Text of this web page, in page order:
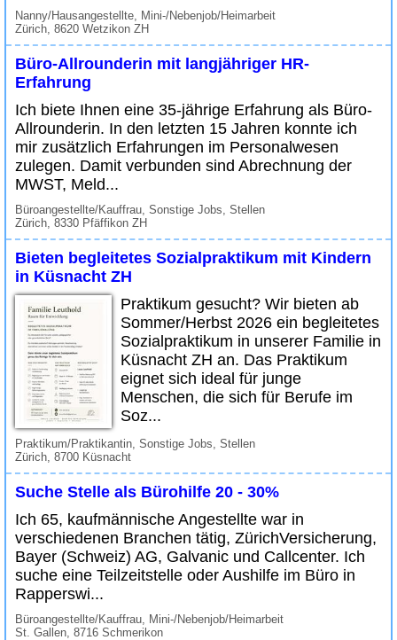
Nanny/Hausangestellte, Mini-/Nebenjob/Heimarbeit
Zürich, 8620 Wetzikon ZH
Büro-Allrounderin mit langjähriger HR-
Erfahrung
Ich biete Ihnen eine 35-jährige Erfahrung als Büro-
Allrounderin. In den letzten 15 Jahren konnte ich
mir zusätzlich Erfahrungen im Personalwesen
zulegen. Damit verbunden sind Abrechnung der
MWST, Meld...
Büroangestellte/Kauffrau, Sonstige Jobs, Stellen
Zürich, 8330 Pfäffikon ZH
Bieten begleitetes Sozialpraktikum mit Kindern
in Küsnacht ZH
Praktikum gesucht? Wir bieten ab
Sommer/Herbst 2026 ein begleitetes
Sozialpraktikum in unserer Familie in
Küsnacht ZH an. Das Praktikum
eignet sich ideal für junge
Menschen, die sich für Berufe im
Soz...
Praktikum/Praktikantin, Sonstige Jobs, Stellen
Zürich, 8700 Küsnacht
Suche Stelle als Bürohilfe 20 - 30%
Ich 65, kaufmännische Angestellte war in
verschiedenen Branchen tätig, ZürichVersicherung,
Bayer (Schweiz) AG, Galvanic und Callcenter. Ich
suche eine Teilzeitstelle oder Aushilfe im Büro in
Rapperswi...
Büroangestellte/Kauffrau, Mini-/Nebenjob/Heimarbeit
St. Gallen, 8716 Schmerikon